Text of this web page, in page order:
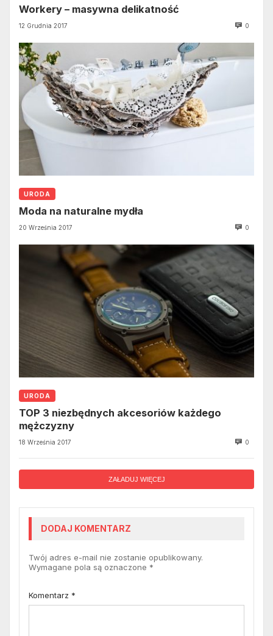
Workery – masywna delikatność
12 Grudnia 2017 0
URODA
Moda na naturalne mydła
20 Września 2017 0
URODA
TOP 3 niezbędnych akcesoriów każdego
mężczyzny
18 Września 2017 0
ZAŁADUJ WIĘCEJ
DODAJ KOMENTARZ
Twój adres e-mail nie zostanie opublikowany.
Wymagane pola są oznaczone *
Komentarz *